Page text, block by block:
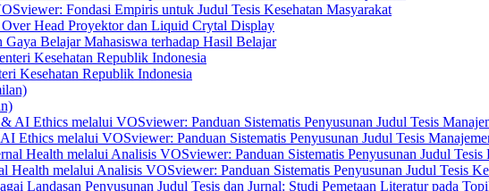
Fondasi Empiris untuk Judul Tesis Kesehatan Masyarakat
Over Head Proyektor dan Liquid Crytal Display
Belajar Mahasiswa terhadap Hasil Belajar
Kesehatan Republik Indonesia
Ethics melalui VOSviewer: Panduan Sistematis Penyusunan Judul Tesis
Health melalui Analisis VOSviewer: Panduan Sistematis Penyusunan Judul Tesis